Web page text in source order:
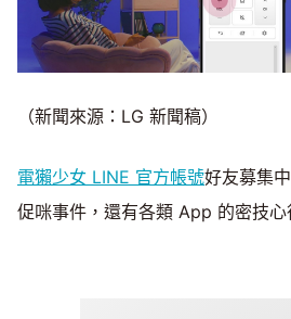
（新聞來源：LG 新聞稿）
電獺少女 LINE 官方帳號好友募集
促咪事件，還有各類 App 的密技心